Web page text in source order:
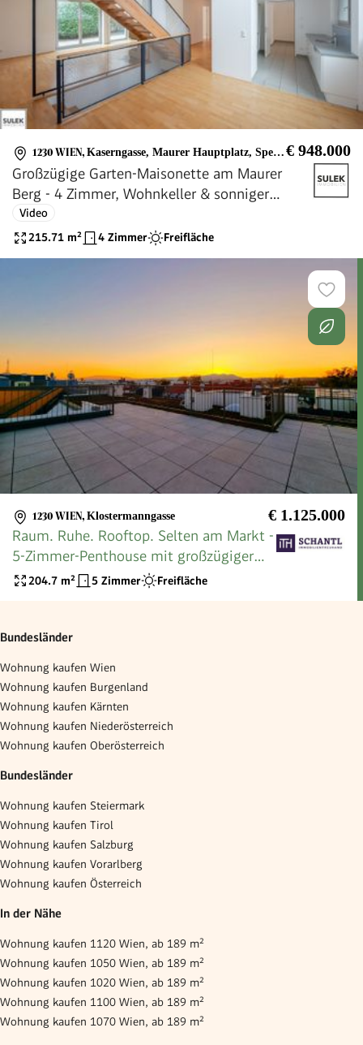
1230 WIEN, Kaserngasse, Maurer Hauptplatz, Speisinger Straße, Maurer Wald, Lainzer Tiergarten € 948.000
Großzügige Garten-Maisonette am Maurer
Berg - 4 Zimmer, Wohnkeller & sonniger
Eigengarten
Video
215.71 m² 4 Zimmer Freifläche
1230 WIEN, Klostermanngasse € 1.125.000
Raum. Ruhe. Rooftop. Selten am Markt -
5-Zimmer-Penthouse mit großzügiger
Dachterrasse in Ruhelage! Erdwärme +
204.7 m² 5 Zimmer Freifläche
Bundesländer
Wohnung kaufen Wien
Wohnung kaufen Burgenland
Wohnung kaufen Kärnten
Wohnung kaufen Niederösterreich
Wohnung kaufen Oberösterreich
Bundesländer
Wohnung kaufen Steiermark
Wohnung kaufen Tirol
Wohnung kaufen Salzburg
Wohnung kaufen Vorarlberg
Wohnung kaufen Österreich
In der Nähe
Wohnung kaufen 1120 Wien, ab 189 m²
Wohnung kaufen 1050 Wien, ab 189 m²
Wohnung kaufen 1020 Wien, ab 189 m²
Wohnung kaufen 1100 Wien, ab 189 m²
Wohnung kaufen 1070 Wien, ab 189 m²